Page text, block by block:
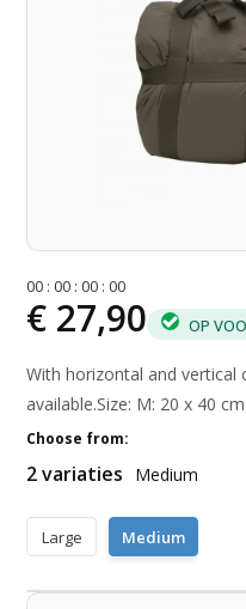
00 :00 :00 :00
€ 27,90 OP
With horizontal and vertical
available.Size: M: 20 x
Choose from:
2 variaties Medium
Large Medium